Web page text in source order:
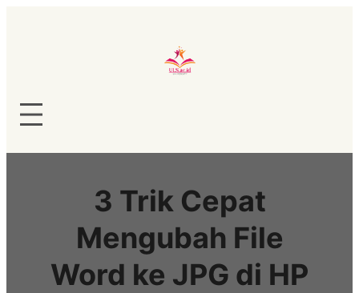
3 Trik Cepat
Mengubah File
Word ke JPG di HP